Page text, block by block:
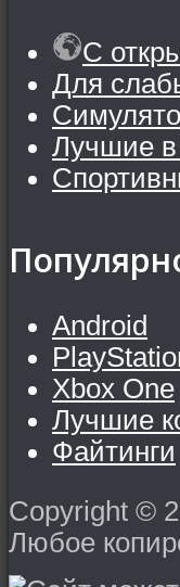
С
Для
Лучшие в
Android
Xbox One
Лучшие
Файтинги
Copyright ©
Любое